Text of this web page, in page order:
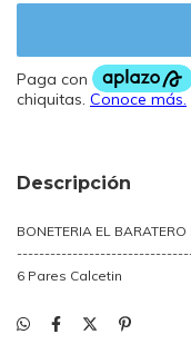
Descripción
BONETERIA EL
6 Pares Calcetin